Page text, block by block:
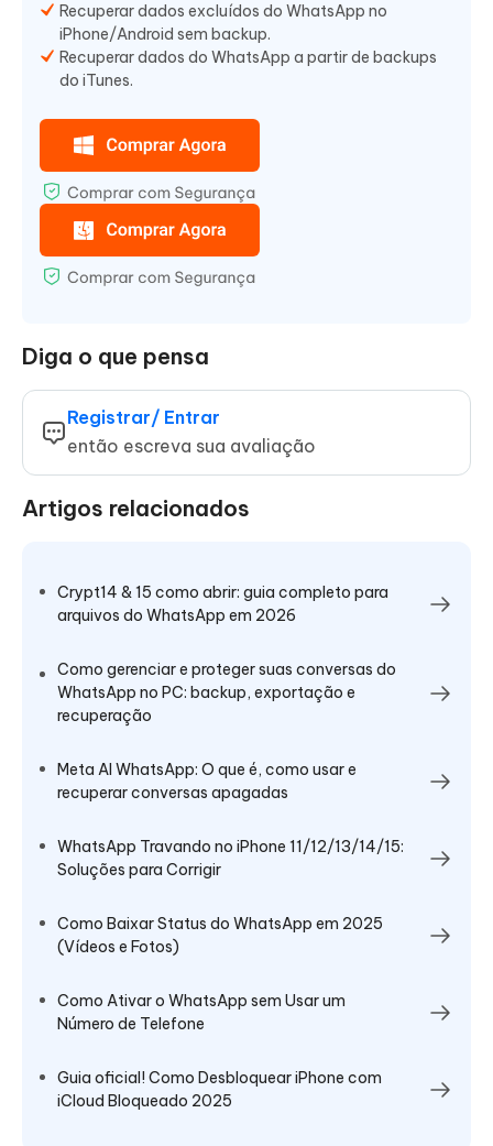
Recuperar dados excluídos do WhatsApp no
iPhone/Android sem backup.
Recuperar dados do WhatsApp a partir de backups
do iTunes.
Diga o que pensa
Registrar/ Entrar
então escreva sua avaliação
Artigos relacionados
Crypt14 & 15 como abrir: guia completo para
arquivos do WhatsApp em 2026
Como gerenciar e proteger suas conversas do
WhatsApp no PC: backup, exportação e
recuperação
Meta AI WhatsApp: O que é, como usar e
recuperar conversas apagadas
WhatsApp Travando no iPhone 11/12/13/14/15:
Soluções para Corrigir
Como Baixar Status do WhatsApp em 2025
(Vídeos e Fotos)
Como Ativar o WhatsApp sem Usar um
Número de Telefone
Guia oficial! Como Desbloquear iPhone com
iCloud Bloqueado 2025